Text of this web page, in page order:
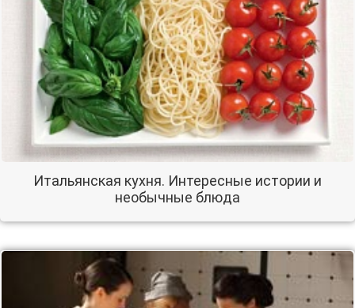
Итальянская кухня. Интересные истории и
необычные блюда